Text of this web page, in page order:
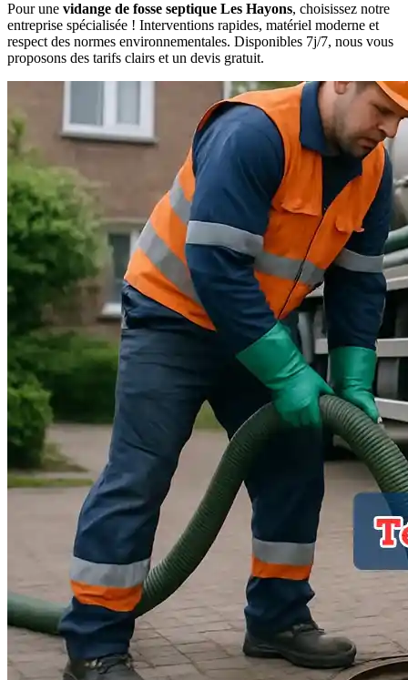
Pour une vidange de fosse septique Les Hayons, choisissez notre
entreprise spécialisée ! Interventions rapides, matériel moderne et
respect des normes environnementales. Disponibles 7j/7, nous vous
proposons des tarifs clairs et un devis gratuit.